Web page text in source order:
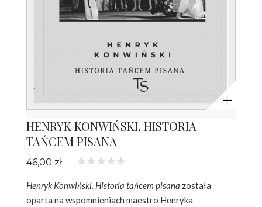
Powiększ
HENRYK KONWIŃSKI. HISTORIA
TAŃCEM PISANA
46,00 zł
Henryk Konwiński. Historia tańcem pisana została
oparta na wspomnieniach maestro Henryka